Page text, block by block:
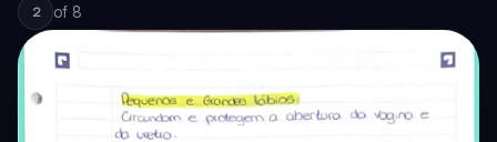
2 of 8